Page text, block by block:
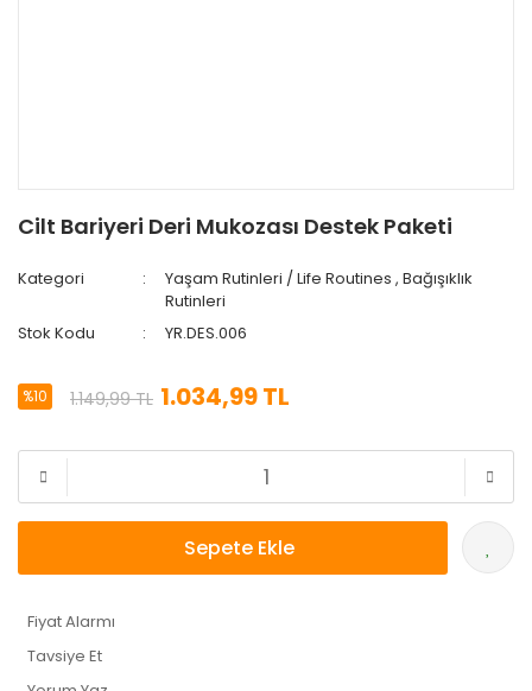
Cilt Bariyeri Deri Mukozası Destek Paketi
Kategori Yaşam Rutinleri / Life Routines , Bağışıklık
Rutinleri
Stok Kodu
YR.DES.006
%10 1.149,99 TL 1.034,99 TL
Sepete Ekle
Fiyat Alarmı
Tavsiye Et